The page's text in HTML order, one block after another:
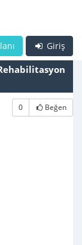
Giriş
0 Beğen